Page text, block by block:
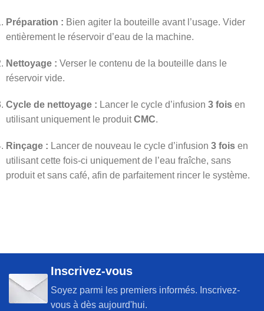
Préparation : Bien agiter la bouteille avant l’usage. Vider
entièrement le réservoir d’eau de la machine.
Nettoyage : Verser le contenu de la bouteille dans le
réservoir vide.
Cycle de nettoyage : Lancer le cycle d’infusion 3 fois en
utilisant uniquement le produitCMC.
Rinçage : Lancer de nouveau le cycle d’infusion 3 fois en
utilisant cette fois-ci uniquement de l’eau fraîche, sans
produit et sans café, afin de parfaitement rincer le système.
Inscrivez-vous
Soyez parmi les premiers informés. Inscrivez-
vous à dès aujourd'hui.